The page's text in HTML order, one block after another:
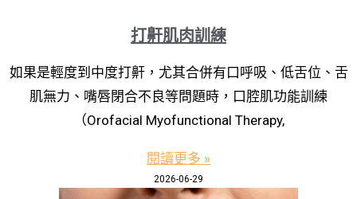
打鼾肌肉訓練
如果是輕度到中度打鼾，尤其合併有口呼吸、低舌位、舌
肌無力、嘴唇閉合不良等問題時，口腔肌功能訓練
（Orofacial Myofunctional Therapy,
閱讀更多 »
2026-06-29